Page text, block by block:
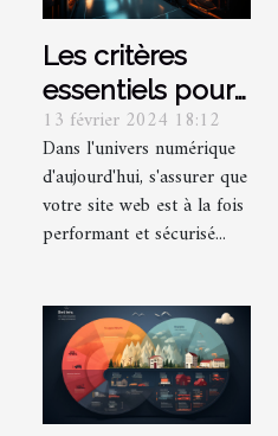
Les critères
essentiels pour
choisir un
hébergement
web performant
et sécurisé
13 février 2024 18:12
Dans l'univers numérique
d'aujourd'hui, s'assurer que
votre site web est à la fois
performant et sécurisé...